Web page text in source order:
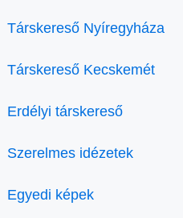
Társkereső Nyíregyháza
Társkereső Kecskemét
Erdélyi társkereső
Szerelmes idézetek
Egyedi képek